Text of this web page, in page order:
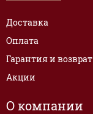
Доставка
Оплата
Гарантия и возврат
Акции
О компании